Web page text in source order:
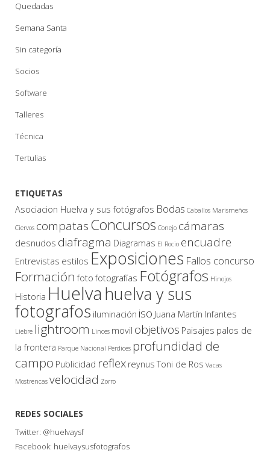
Quedadas
Semana Santa
Sin categoría
Socios
Software
Talleres
Técnica
Tertulias
ETIQUETAS
Asociacion Huelva y sus fotógrafos Bodas Caballos Marismeños
Ciervos compatasConcursos Conejo cámaras
desnudos diafragma Diagramas El Rocio encuadre
Entrevistas estilos Exposiciones Fallos concurso
Formación foto fotografías Fotógrafos Hinojos
Historia Huelvahuelva y sus
fotografos iluminación iso Juana Martín Infantes
Liebre lightroom Linces movil objetivos Paisajes palos de
la frontera Parque Nacional Perdices profundidad de
campo Publicidad reflex reynus Toni de Ros Vacas
Mostrencas velocidad Zorro
REDES SOCIALES
Twitter: @huelvaysf
Facebook: huelvaysusfotografos